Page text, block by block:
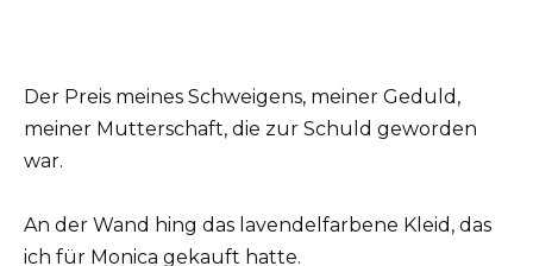
Der Preis meines Schweigens, meiner Geduld,
meiner Mutterschaft, die zur Schuld geworden
war.
An der Wand hing das lavendelfarbene Kleid, das
ich für Monica gekauft hatte.